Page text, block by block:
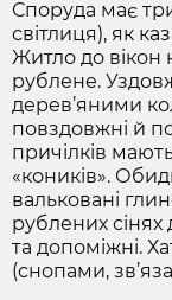
Споруда має
світлиця), як
Житло до вікон
рублене.
дерев’яними
повздовжні й
причілків
«коників».
вальковані
рублених сінях
та допоміжні.
(снопами,